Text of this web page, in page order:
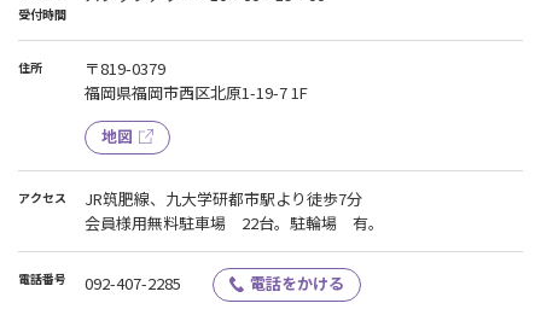
受付時間
住所
〒819-0379
福岡県福岡市西区北原1-19-7 1F
地図
アクセス
JR筑肥線、九大学研都市駅より徒歩7分
会員様用無料駐車場 22台。駐輪場 有。
電話番号 092-407-2285 電話をかける